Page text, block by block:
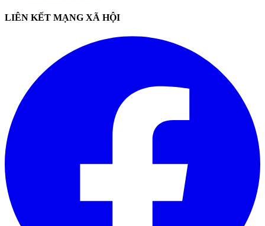
LIÊN KẾT MẠNG XÃ HỘI